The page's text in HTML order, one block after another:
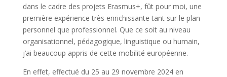
dans le cadre des projets Erasmus+, fût pour moi, une
première expérience très enrichissante tant sur le plan
personnel que professionnel. Que ce soit au niveau
organisationnel, pédagogique, linguistique ou humain,
j’ai beaucoup appris de cette mobilité européenne.
En effet, effectué du 25 au 29 novembre 2024 en